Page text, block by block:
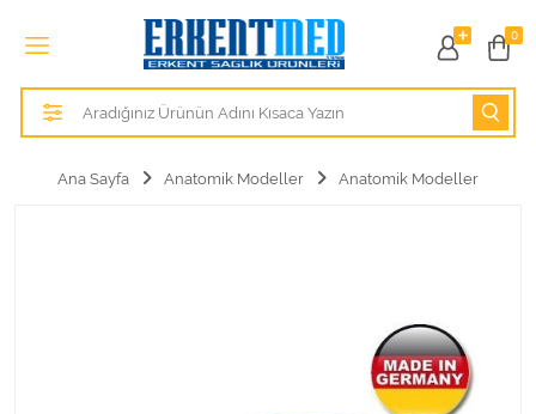
0
Tüm Kategoriler
Alezler
Ana Sayfa Anatomik Modeller Anatomik Modeller